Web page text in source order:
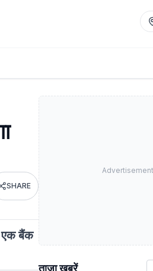
SHARE
एक बैंक
Advertisement
ताजा खबरें